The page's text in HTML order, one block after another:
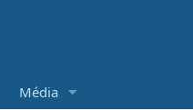
Média